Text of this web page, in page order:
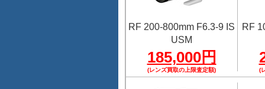
RF 200-800mm F6.3-9 IS
USM
185,000円
(レンズ買取の上限査定額)
RF
(